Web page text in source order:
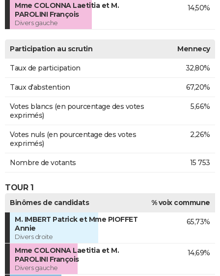
Mme COLONNA Laetitia et M.
PAROLINI François
Divers gauche
14,50%
Participation au scrutin Mennecy
Taux de participation 32,80%
Taux d'abstention 67,20%
Votes blancs (en pourcentage des votes
exprimés)
5,66%
Votes nuls (en pourcentage des votes
exprimés)
2,26%
Nombre de votants 15 753
TOUR 1
Binômes de candidats
% voix commune
M. IMBERT Patrick et Mme PIOFFET
Annie
Divers droite
65,73%
Mme COLONNA Laetitia et M.
PAROLINI François
Divers gauche
14,69%